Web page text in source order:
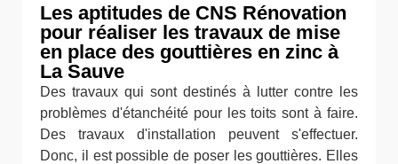
Les aptitudes de CNS Rénovation
pour réaliser les travaux de mise
en place des gouttières en zinc à
La Sauve
Des travaux qui sont destinés à lutter contre les
problèmes d'étanchéité pour les toits sont à faire.
Des travaux d'installation peuvent s'effectuer.
Donc, il est possible de poser les gouttières. Elles